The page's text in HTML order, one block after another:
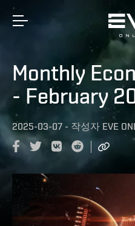
Monthly
- February
2025-03-07 - 작성자 EVE